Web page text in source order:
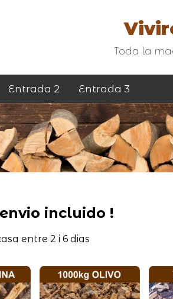
Toda la
Entrada 2 Entrada 3
incluido !
entre 2 i 6 dias